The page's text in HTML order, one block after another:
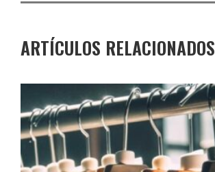
ARTÍCULOS RELACIONADOS